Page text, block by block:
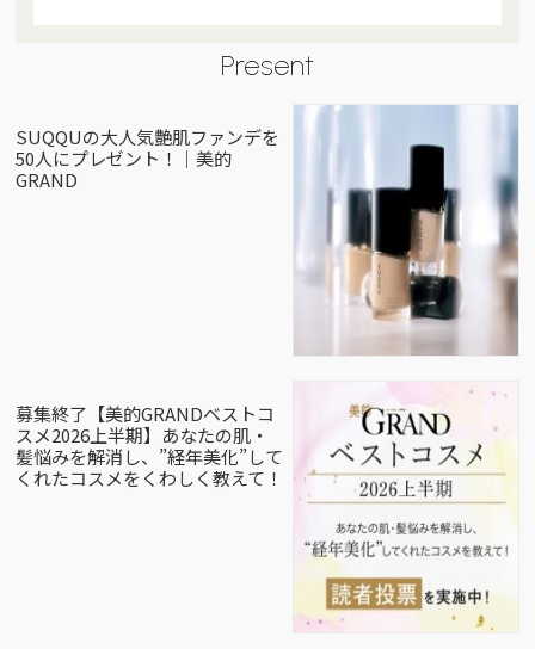
Present
SUQQUの大人気艶肌ファンデを
50人にプレゼント！｜美的
GRAND
募集終了【美的GRANDベストコ
スメ2026上半期】あなたの肌・
髪悩みを解消し、”経年美化”して
くれたコスメをくわしく教えて！